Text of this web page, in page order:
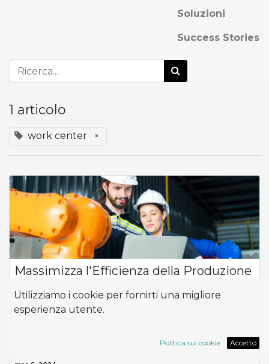
Soluzioni
Success Stories
1 articolo
work center ×
Massimizza l'Efficienza della Produzione
processi produttivi è fondamentale per garantire il successo
aziendale. Con la suite di strumenti Odoo, le aziende possono
Utilizziamo i cookie per fornirti una migliore
esperienza utente.
Politica sui cookie Accetto